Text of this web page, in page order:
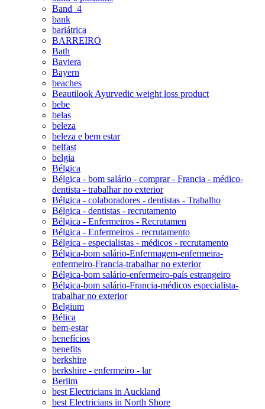
Band_4
bank
bariátrica
BARREIRO
Bath
Baviera
Bayern
beaches
Beautilook Ayurvedic weight loss product
bebe
belas
beleza
beleza e bem estar
belfast
belgia
Bélgica
Bélgica - bom salário - comprar - Francia - médico-
dentista - trabalhar no exterior
Bélgica - colaboradores - dentistas - Trabalho
Bélgica - dentistas - recrutamento
Bélgica - Enfermeiros - Recrutamen
Bélgica - Enfermeiros - recrutamento
Bélgica - especialistas - médicos - recrutamento
Bélgica-bom salário-Enfermagem-enfermeira-
enfermeiro-Francia-trabalhar no exterior
Bélgica-bom salário-enfermeiro-país estrangeiro
Bélgica-bom salário-Francia-médicos especialista-
trabalhar no exterior
Belgium
Bélica
bem-estar
benefícios
benefits
berkshire
berkshire - enfermeiro - lar
Berlim
best Electricians in Auckland
best Electricians in North Shore